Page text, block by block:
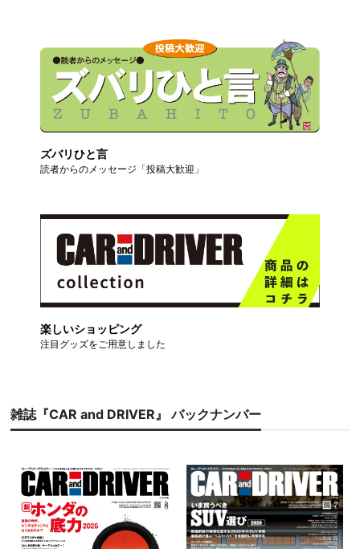
ズバリひと言
読者からのメッセージ「投稿大歓迎」
楽しいショッピング
注目グッズをご用意しました
雑誌『CAR and DRIVER』 バックナンバー